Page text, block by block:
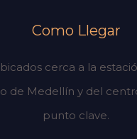
Como Llegar
cerca a la
de Medellín y del
punto clave.